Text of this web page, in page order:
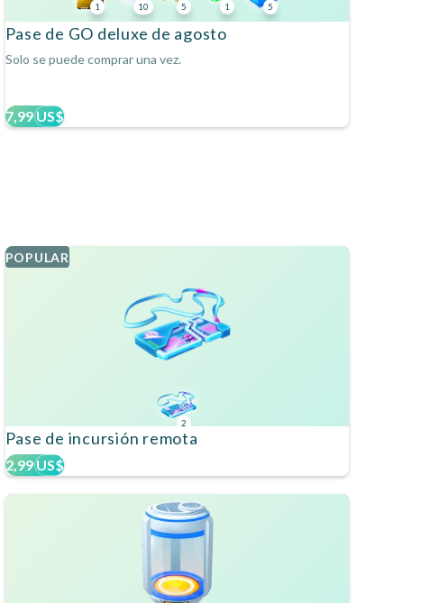
1 10 5 1 5
Pase de GO deluxe de agosto
Solo se puede comprar una vez.
7,99 US$
POPULAR
2
Pase de incursión remota
2,99 US$